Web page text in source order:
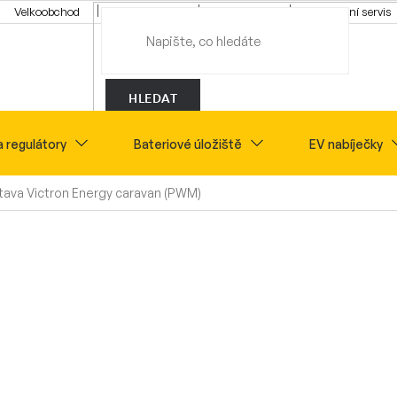
Velkoobchod Montážní servis
HLEDAT
regulátory Bateriové úložiště EV nabíječky
Sety Novinky
Victron Energy caravan (PWM)